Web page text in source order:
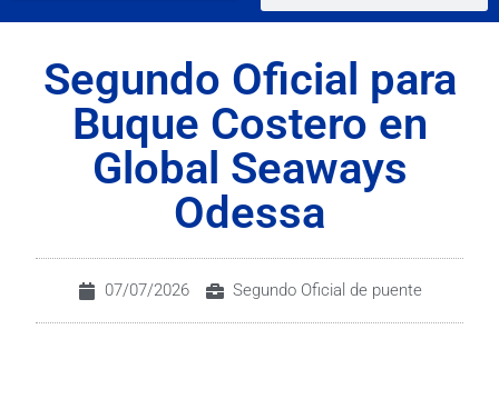
Segundo Oficial para
Buque Costero en
Global Seaways
Odessa
07/07/2026 Segundo Oficial de puente